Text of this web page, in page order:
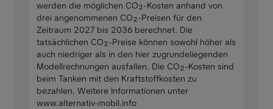
werden die möglichen CO₂-Kosten anhand von
drei angenommenen CO₂-Preisen für den
Zeitraum 2027 bis 2036 berechnet. Die
tatsächlichen CO₂-Preise können sowohl höher als
auch niedriger als in den hier zugrundeliegenden
Modellrechnungen ausfallen. Die CO₂-Kosten sind
beim Tanken mit den Kraftstoffkosten zu
bezahlen. Weitere Informationen unter
www.alternativ-mobil.info